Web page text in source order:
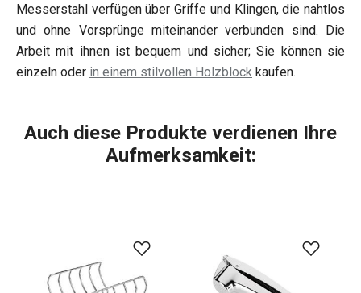
Messerstahl verfügen über Griffe und Klingen, die nahtlos
und ohne Vorsprünge miteinander verbunden sind. Die
Arbeit mit ihnen ist bequem und sicher; Sie können sie
einzeln oder in einem stilvollen Holzblock kaufen.
Auch diese Produkte verdienen Ihre
Aufmerksamkeit: